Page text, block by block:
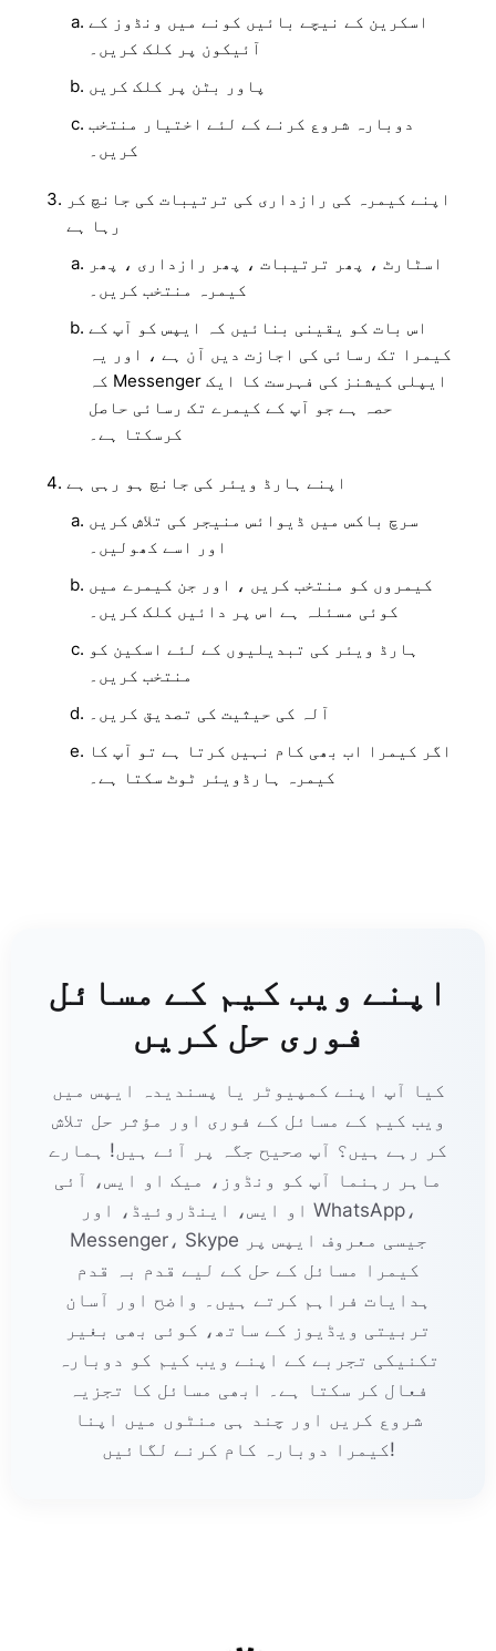
اسکرین کے نیچے بائیں کونے میں ونڈوز کے
آئیکون پر کلک کریں۔
پاور بٹن پر کلک کریں
دوبارہ شروع کرنے کے لئے اختیار منتخب
کریں۔
اپنے کیمرہ کی رازداری کی ترتیبات کی جانچ کر
رہا ہے
اسٹارٹ ، پھر ترتیبات ، پھر رازداری ، پھر
کیمرہ منتخب کریں۔
اس بات کو یقینی بنائیں کہ ایپس کو آپ کے
کیمرا تک رسائی کی اجازت دیں آن ہے ، اور یہ
کہ Messenger ایپلی کیشنز کی فہرست کا ایک
حصہ ہے جو آپ کے کیمرے تک رسائی حاصل
کرسکتا ہے۔
اپنے ہارڈ ویئر کی جانچ ہو رہی ہے
سرچ باکس میں ڈیوائس منیجر کی تلاش کریں
اور اسے کھولیں۔
کیمروں کو منتخب کریں ، اور جن کیمرے میں
کوئی مسئلہ ہے اس پر دائیں کلک کریں۔
ہارڈ ویئر کی تبدیلیوں کے لئے اسکین کو
منتخب کریں۔
آلہ کی حیثیت کی تصدیق کریں۔
اگر کیمرا اب بھی کام نہیں کرتا ہے تو آپ کا
کیمرہ ہارڈویئر ٹوٹ سکتا ہے۔
اپنے ویب کیم کے مسائل
فوری حل کریں
کیا آپ اپنے کمپیوٹر یا پسندیدہ ایپس میں
ویب کیم کے مسائل کے فوری اور مؤثر حل تلاش
کر رہے ہیں؟ آپ صحیح جگہ پر آئے ہیں! ہمارے
ماہر رہنما آپ کو ونڈوز، میک او ایس، آئی
او ایس، اینڈروئیڈ، اور WhatsApp،
Messenger، Skype جیسی معروف ایپس پر
کیمرا مسائل کے حل کے لیے قدم بہ قدم
ہدایات فراہم کرتے ہیں۔ واضح اور آسان
تربیتی ویڈیوز کے ساتھ، کوئی بھی بغیر
تکنیکی تجربے کے اپنے ویب کیم کو دوبارہ
فعال کر سکتا ہے۔ ابھی مسائل کا تجزیہ
شروع کریں اور چند ہی منٹوں میں اپنا
کیمرا دوبارہ کام کرنے لگائیں!